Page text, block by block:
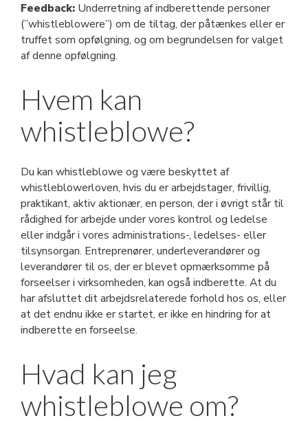
Feedback: Underretning af indberettende personer
(”whistleblowere”) om de tiltag, der påtænkes eller er
truffet som opfølgning, og om begrundelsen for valget
af denne opfølgning.
Hvem kan
whistleblowe?
Du kan whistleblowe og være beskyttet af
whistleblowerloven, hvis du er arbejdstager, frivillig,
praktikant, aktiv aktionær, en person, der i øvrigt står til
rådighed for arbejde under vores kontrol og ledelse
eller indgår i vores administrations-, ledelses- eller
tilsynsorgan. Entreprenører, underleverandører og
leverandører til os, der er blevet opmærksomme på
forseelser i virksomheden, kan også indberette. At du
har afsluttet dit arbejdsrelaterede forhold hos os, eller
at det endnu ikke er startet, er ikke en hindring for at
indberette en forseelse.
Hvad kan jeg
whistleblowe om?